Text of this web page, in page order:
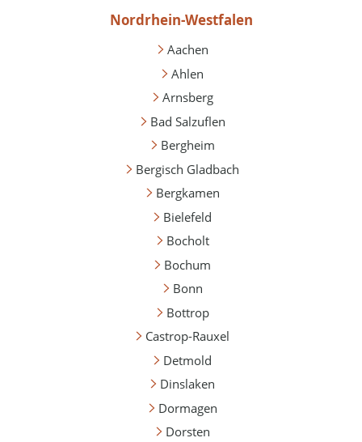
Nordrhein-Westfalen
Aachen
Ahlen
Arnsberg
Bad Salzuflen
Bergheim
Bergisch Gladbach
Bergkamen
Bielefeld
Bocholt
Bochum
Bonn
Bottrop
Castrop-Rauxel
Detmold
Dinslaken
Dormagen
Dorsten